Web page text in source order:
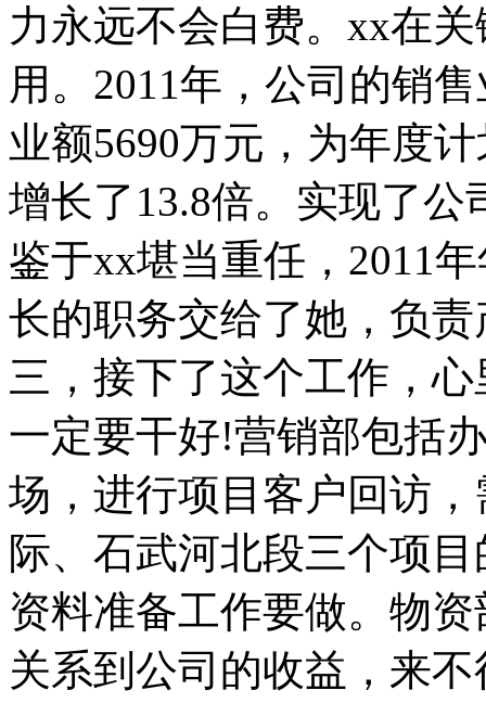
力永远不会白费。xx在
用。2011年，公司的销
业额5690万元，为年度
增长了13.8倍。实现了
鉴于xx堪当重任，2011
长的职务交给了她，负
三，接下了这个工作，
一定要干好!营销部包括
场，进行项目客户回访
际、石武河北段三个项
资料准备工作要做。物
关系到公司的收益，来